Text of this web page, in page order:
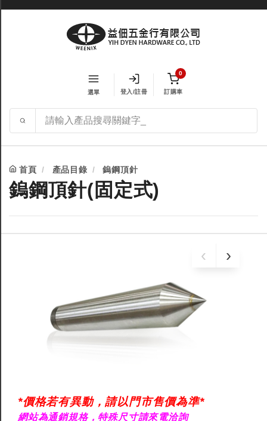
選單 登入/註冊
0
訂購車
首頁 產品目錄 鎢鋼頂針
鎢鋼頂針(固定式)
*價格若有異動，請以門市售價為準*
網站為通銷規格，特殊尺寸請來電洽詢